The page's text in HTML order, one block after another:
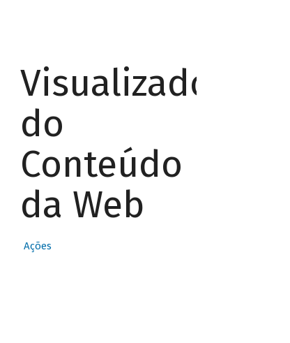
Visualizador
do
Conteúdo
da Web
Ações